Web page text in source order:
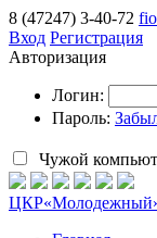
8 (47247) 3-40-72
Вход Регистрация
Авторизация
Логин:
Пароль:
Чужой
ЦКР